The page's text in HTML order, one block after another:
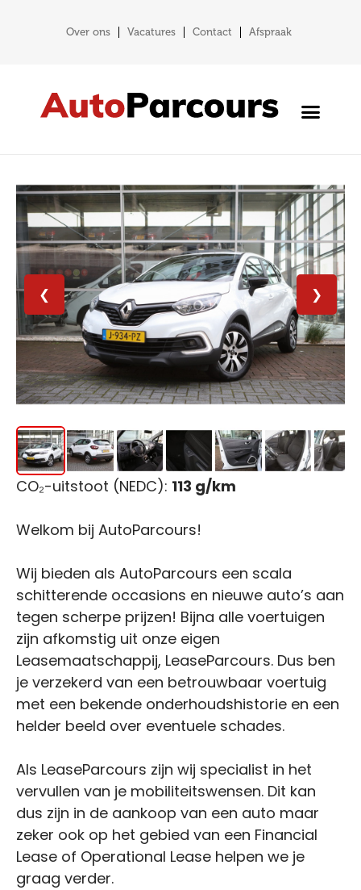
Over ons Vacatures Contact Afspraak
❮ ❯
CO₂-uitstoot (NEDC): 113 g/km
Welkom bij AutoParcours!
Wij bieden als AutoParcours een scala
schitterende occasions en nieuwe auto’s aan
tegen scherpe prijzen! Bijna alle voertuigen
zijn afkomstig uit onze eigen
Leasemaatschappij, LeaseParcours. Dus ben
je verzekerd van een betrouwbaar voertuig
met een bekende onderhoudshistorie en een
helder beeld over eventuele schades.
Als LeaseParcours zijn wij specialist in het
vervullen van je mobiliteitswensen. Dit kan
dus zijn in de aankoop van een auto maar
zeker ook op het gebied van een Financial
Lease of Operational Lease helpen we je
graag verder.